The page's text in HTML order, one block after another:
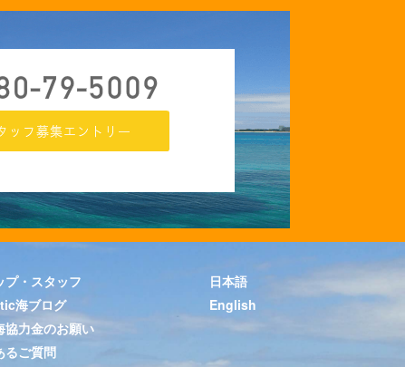
プ・スタッフ
海ブログ
協力金のお願い
るご質問
日本語
English